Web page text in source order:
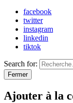
facebook
twitter
instagram
linkedin
tiktok
Search for:
Fermer
Ajouter à la